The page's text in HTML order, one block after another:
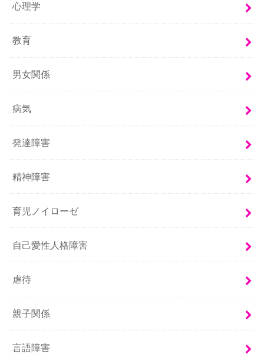
心理学
教育
男女関係
病気
発達障害
精神障害
育児ノイローゼ
自己愛性人格障害
虐待
親子関係
言語障害